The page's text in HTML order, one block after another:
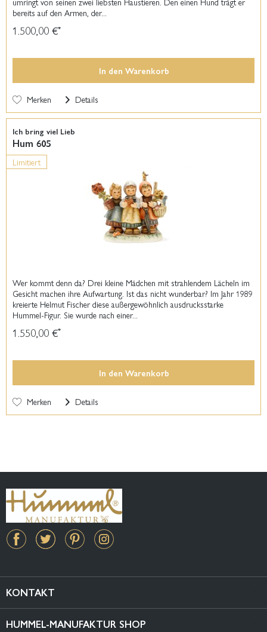
bereits auf den Armen, der...
1.500,00 €*
In den Warenkorb
Merken Details
Limitiert
Ich bring viel Lieb
Hum 605
Wer kommt denn da? Drei kleine Mädchen mit strahlendem Lächeln im
Gesicht machen ihre Aufwartung. Ist das nicht wunderbar? Im Jahr 1989
kreierte Helmut Fischer diese außergewöhnlich ausdrucksstarke
Hummel-Figur. Sie wurde nach einer...
1.550,00 €*
In den Warenkorb
Merken Details
KONTAKT
HUMMEL-MANUFAKTUR SHOP